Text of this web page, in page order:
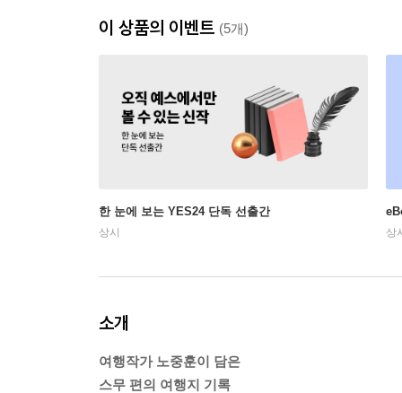
이 상품의 이벤트 (5개)
한 눈에 보는 YES24 단독 선출간
상시 상
소개
여행작가 노중훈이 담은
스무 편의 여행지 기록